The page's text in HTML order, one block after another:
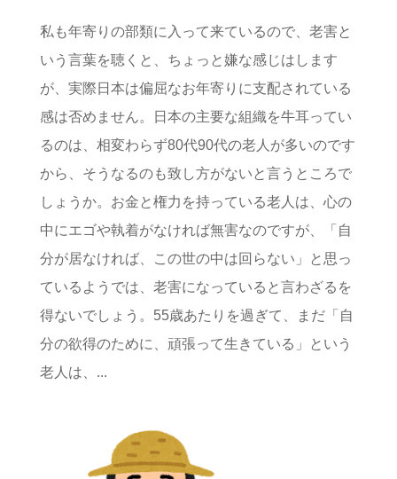
私も年寄りの部類に入って来ているので、老害と
いう言葉を聴くと、ちょっと嫌な感じはします
が、実際日本は偏屈なお年寄りに支配されている
感は否めません。日本の主要な組織を牛耳ってい
るのは、相変わらず80代90代の老人が多いのです
から、そうなるのも致し方がないと言うところで
しょうか。お金と権力を持っている老人は、心の
中にエゴや執着がなければ無害なのですが、「自
分が居なければ、この世の中は回らない」と思っ
ているようでは、老害になっていると言わざるを
得ないでしょう。55歳あたりを過ぎて、まだ「自
分の欲得のために、頑張って生きている」という
老人は、...